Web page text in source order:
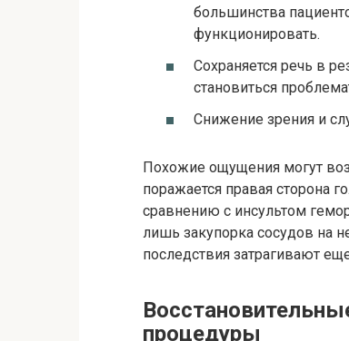
большинства
функционировать.
Сохраняется речь в
становиться
Снижение зрения и
Похожие ощущения могут
поражается правая сторона
сравнению с инсультом
лишь закупорка сосудов на
последствия затрагивают
процедуры